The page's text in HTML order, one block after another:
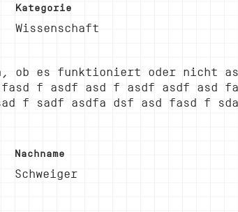
Kategorie
Wissenschaft
ob es funktioniert oder nicht
f asdf asd f asdf asdf asd
f sadf asdfa dsf asd fasd f
Nachname
Schweiger